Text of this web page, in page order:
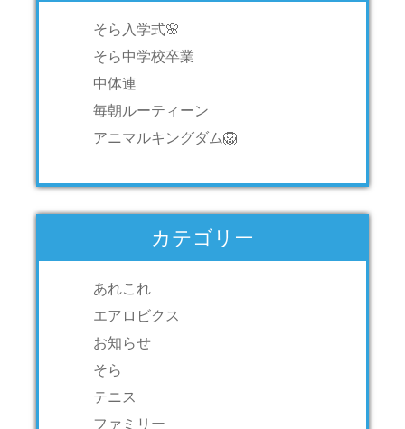
そら入学式🌸
そら中学校卒業
中体連
毎朝ルーティーン
アニマルキングダム🦁
カテゴリー
あれこれ
エアロビクス
お知らせ
そら
テニス
ファミリー